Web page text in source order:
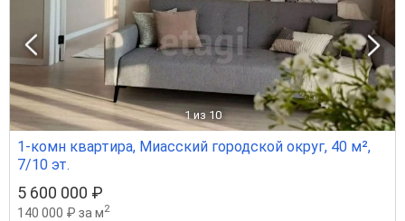
1 из 10
1-комн квартира, Миасский городской округ, 40 м²,
7/10 эт.
5 600 000 ₽
140 000 ₽ за м2